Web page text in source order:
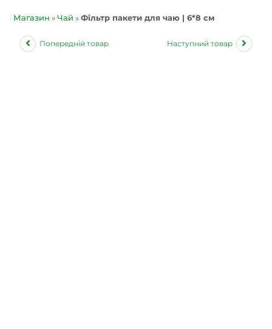
Магазин »Чай »Фільтр пакети для чаю | 6*8 см
Попередній товар Наступний товар